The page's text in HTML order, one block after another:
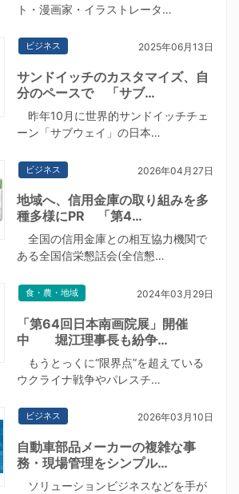
ト・漫画家・イラストレータ…
ビジネス 2025年06月13日
サンドイッチのカスタマイズ、自
分のペースで 「サブ…
昨年10月に世界的サンドイッチチェ
ーン「サブウェイ」の日本…
ビジネス 2026年04月27日
地域へ、信用金庫の取り組みを多
種多様にPR 「第4…
全国の信用金庫との相互協力機関で
ある全国信栄懇話会(全信懇…
食・農・地域 2024年03月29日
「第64回日本南画院展」開催
中 堀江理事長も紛争…
もうとっくに“限界点”を超えている
ウクライナ戦争やパレスチ…
ビジネス 2026年03月10日
自動車部品メーカーの複雑な事
務・現場管理をシンプル…
ソリューションビジネスなどを手が